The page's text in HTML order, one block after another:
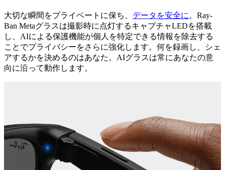
大切な瞬間をプライベートに保ち、 データを安全に 。Ray-
Ban Metaグラスは撮影時に点灯するキャプチャLEDを搭載
し、AIによる保護機能が個人を特定できる情報を除去する
ことでプライバシーをさらに強化します。何を録画し、シェ
アするかを決めるのはあなた。AIグラスは常にあなたの意
向に沿って動作します。